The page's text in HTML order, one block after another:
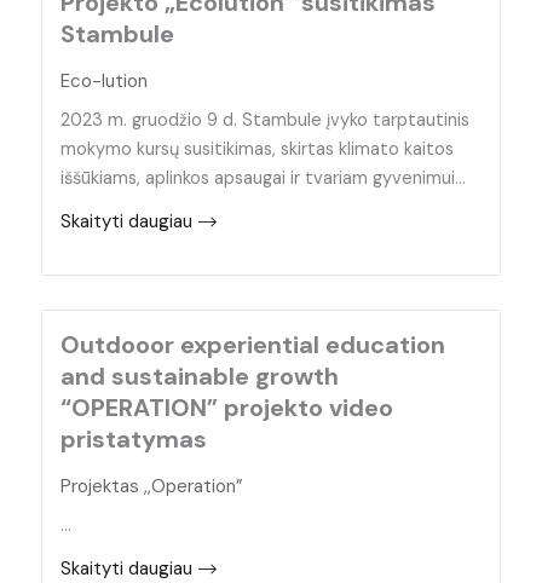
Stambule
Eco-lution
2023 m. gruodžio 9 d. Stambule įvyko tarptautinis
mokymo kursų susitikimas, skirtas klimato kaitos
iššūkiams, aplinkos apsaugai ir tvariam gyvenimui…
Skaityti daugiau
Outdooor experiential education
and sustainable growth
“OPERATION” projekto video
pristatymas
Projektas ,,Operation”
…
Skaityti daugiau